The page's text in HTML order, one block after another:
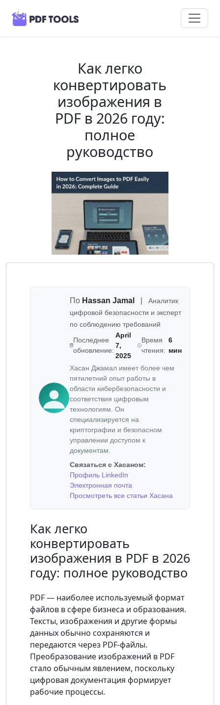
Как легко
конвертировать
изображения в
PDF в 2026 году:
полное
руководство
По Hassan Jamal
Аналитик
цифровой безопасности и эксперт
по соблюдению требований
Последнее
обновление:
April
7,
2025
Время
чтения:
6
мин
Хасан Джамал имеет более чем
пятилетний опыт работы в
области кибербезопасности и
соответствия цифровым
технологиям. Он
специализируется на
криптографии и безопасном
управлении доступом к
документам.
Связаться с Хасаном:
Профиль LinkedIn
Электронная почта
Просмотреть все статьи Хасана
Как легко
конвертировать
изображения в PDF в 2026
году: полное руководство
PDF — наиболее используемый формат
файлов в сфере бизнеса и образования.
Тексты, изображения и другие формы
данных обычно сохраняются и
передаются через PDF-файлы.
Преобразование изображений в PDF
стало обычным явлением, поскольку
цифровая документация формирует
рабочие процессы.